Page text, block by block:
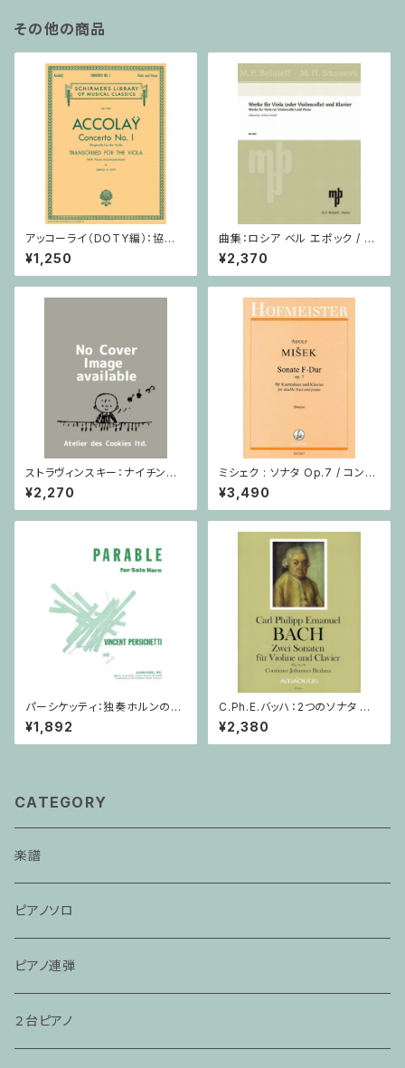
その他の商品
アッコーライ（DOTY編）：協奏
曲第1番 / ヴィオラ・ピアノ
¥1,250
曲集：ロシア ベル エポック / ヴ
ィオラ（またはチェロ）・ピアノ
¥2,370
ストラヴィンスキー：ナイチンゲ
ールの歌・中国の行進曲 / ヴァ
イオリン・ピアノ
¥2,270
ミシェク : ソナタ Op.7 / コント
ラバスとピアノ
¥3,490
パーシケッティ：独奏ホルンのた
めの寓話 第８番 作品120 / ホ
ルン
¥1,892
C.Ph.E.バッハ：2つのソナタ Wq
76, 78 / ヴァイオリン・ピアノ
¥2,380
CATEGORY
楽譜
ピアノソロ
ピアノ連弾
２台ピアノ